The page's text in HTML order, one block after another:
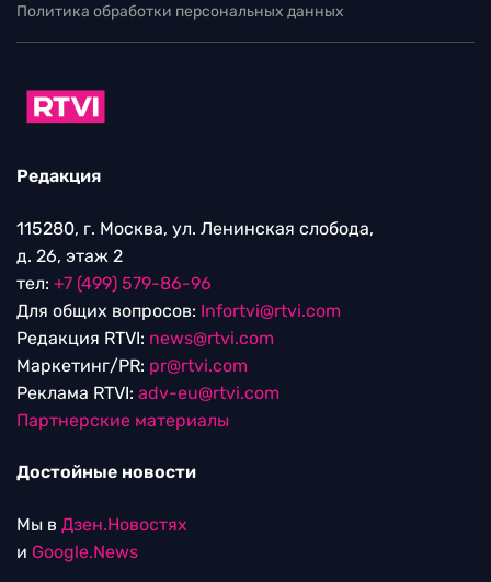
Политика обработки персональных данных
Редакция
115280, г. Москва, ул. Ленинская слобода,
д. 26, этаж 2
тел: +7 (499) 579-86-96
Для общих вопросов: Infortvi@rtvi.com
Редакция RTVI: news@rtvi.com
Маркетинг/PR: pr@rtvi.com
Реклама RTVI: adv-eu@rtvi.com
Партнерские материалы
Достойные новости
Мы в Дзен.Новостях
и Google.News